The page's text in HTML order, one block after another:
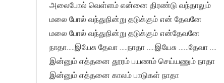
அலைபோல் வெள்ளம் என்னை திரண்டு வந்தாலும்
மலை போல் வந்துநின்று தடுக்கும் என் தேவனே
மலை போல் வந்துநின்று தடுக்கும் என்தேவனே
நாதா…..இயேசு தேவா …..நாதா …..இயேசு ……தேவா ….
இன்னும் எத்தனை தூரம் பயணம் செய்யணும் நாதா
இன்னும் எத்தனை காலம் பாடுகள் நாதா